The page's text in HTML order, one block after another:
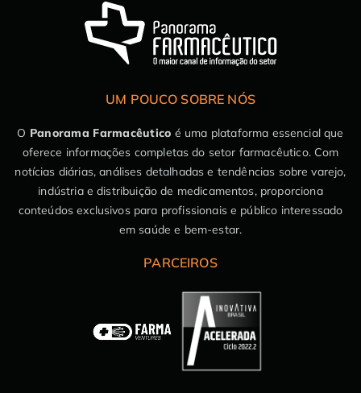
UM POUCO SOBRE NÓS
O Panorama Farmacêutico é uma plataforma essencial que
oferece informações completas do setor farmacêutico. Com
notícias diárias, análises detalhadas e tendências sobre varejo,
indústria e distribuição de medicamentos, proporciona
conteúdos exclusivos para profissionais e público interessado
em saúde e bem-estar.
PARCEIROS